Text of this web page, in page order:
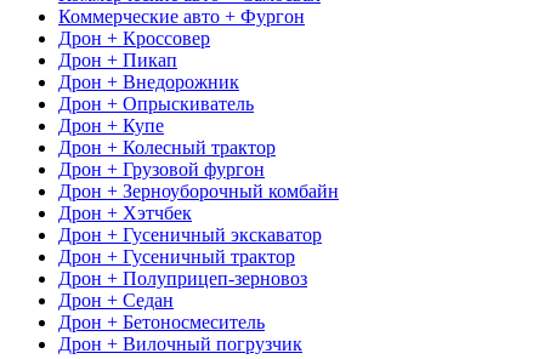
Коммерческие авто + Фургон
Дрон + Кроссовер
Дрон + Пикап
Дрон + Внедорожник
Дрон + Опрыскиватель
Дрон + Купе
Дрон + Колесный трактор
Дрон + Грузовой фургон
Дрон + Зерноуборочный комбайн
Дрон + Хэтчбек
Дрон + Гусеничный экскаватор
Дрон + Гусеничный трактор
Дрон + Полуприцеп-зерновоз
Дрон + Седан
Дрон + Бетоносмеситель
Дрон + Вилочный погрузчик